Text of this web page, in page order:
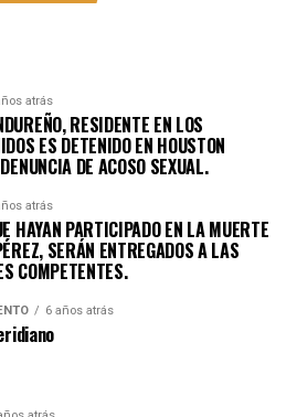
atrás
RESIDENTE EN LOS
ES DETENIDO EN HOUSTON
DE ACOSO SEXUAL.
atrás
HAYAN PARTICIPADO EN LA MUERTE
SERÁN ENTREGADOS A LAS
COMPETENTES.
6 años atrás